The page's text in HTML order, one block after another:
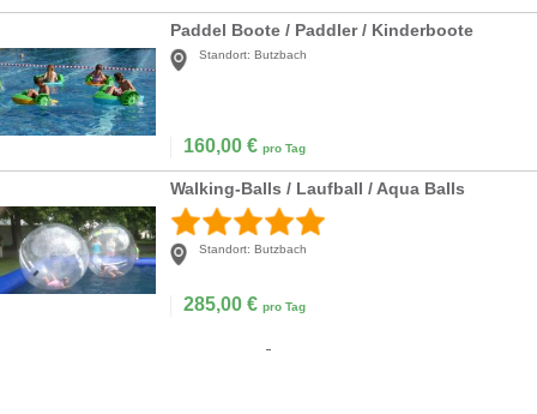
Paddel Boote / Paddler / Kinderboote
Standort: Butzbach
160,00 € pro Tag
Walking-Balls / Laufball / Aqua Balls
Standort: Butzbach
285,00 € pro Tag